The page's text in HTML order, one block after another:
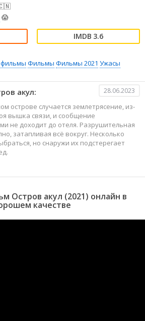
😱
3.6
Фильмы Фильмы 2021 Ужасы
акул: 28.06.2023
острове случается землетрясение, из-
вышка связи, и сообщение
не доходит до отеля. Разрушительная
затапливая всё вокруг. Несколько
но снаружи их подстерегает
Остров акул (2021) онлайн в
качестве